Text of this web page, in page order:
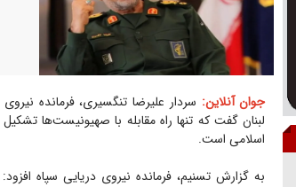
جوان آنلاین: سردار علیرضا تنگسیری، فرمانده
لبنان گفت که تنها راه مقابله با صهیونیست‌ها
اسلامی است.
به گزارش تسنیم، فرمانده نیروی دریایی سپاه